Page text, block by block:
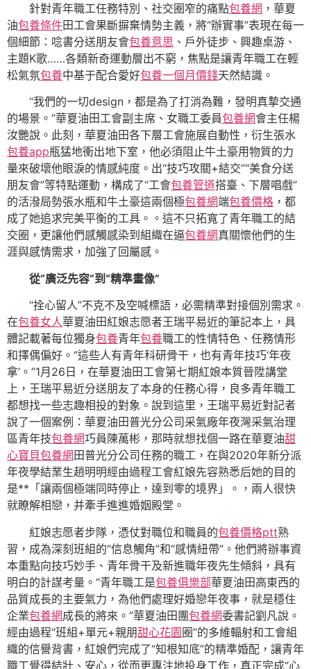
針對青年職工任務特別、社交圈窄的痛點包養網 ，華夏
油包養條件田工會果斷摒棄情勢主義，將“辦實事”表現在每一
個細節：唸書分送朋友會包養意思 、戶外徒步、興趣桌游、
主題K歌……各類新奇運動層出不窮，焦點是讓青年職工在輕
松氣氛包養中基于配合愛好包養一個月價錢天然結識。
“我們的一切design，都是為了打消為難，發明真摯交通
的場景。”華夏油田工會副主席、女職工委員包養網會主任楊
汝艷說。此刻，華夏油田各下層工會施展自動性，衍生張水
包養app瓶猛地衝出地下室，他必須阻止牛土豪用物質的力
量來破壞他眼淚的情感純度。出“技巧攻關+結交”“美食分送
朋友會”等特點運動，構成了“工會包養管道搭臺、下層唱戲”
的活潑局勢張水瓶和牛土豪這兩個極包養網端包養價格 ，都
成了她追求完美平衡的工具。。這不只拓寬了青年職工的結
交圈，更讓他們感觸感染到組織在逼包養網真關懷他們的生
涯與感情需求，加強了回屬感。
從“廣泛先容”到“精準畫像”
“拴心留人”不克不及空喊標語，必需精準對接個別需求。
在包養女人華夏油田紅娘志愿者王瑞平易近的筆記本上，具
體記載著每位獨身包養青年包養職工的性情特色、任務情形
和擇偶偏好。“這些人有青年科研骨干，也有青年技巧‘年夜
拿’。”1月26日，在華夏油田工會第七期紅娘本質晉陞講堂
上，王瑞平易近分送朋友了本身的任務心得，良多青年職工
都想找一些志趣相投的對象。說到這里，王瑞平易近對記者
說了一個案例：華夏油田普光分公司采氣廠年夜灣采氣治理
區青年技包養網巧員陳萬彬，那時就想找個一路在華夏油甜
心寶貝包養網 田普光分公司任務的職工，在與2020年新分派
年夜學結業生趙明明經由過程工會紅娘先容熟悉后她的目的
是**「讓兩個極端同時停止，達到零的境界」。，兩人很快
就瞭解相戀，并牽手進進婚姻殿堂。
紅娘志愿者步隊，憑仗對職位和職員的包養價格ptt熟
習，成為深刻班組的“信息觸角”和“感情紐帶”。他們將辦事資
本重點向技巧妙手、青年骨干及新進職年夜先生傾斜，具有
明白的計謀考量。“青年職工是包養俱樂部華夏油田高東西的
品質成長的主要氣力，為他們處理好婚戀年夜事，就是穩住
企業包養網成長的將來。”華夏油田團包養網委書記劉凡說。
經由過程“班組+單元+親朋甜心花園圈”的多維輻射和工會組
織的信譽背書，紅娘們完成了“知根知底”的精準婚配，讓青年
職工覺得結壯、安心，從而更專注地投身工作，真正完成“心